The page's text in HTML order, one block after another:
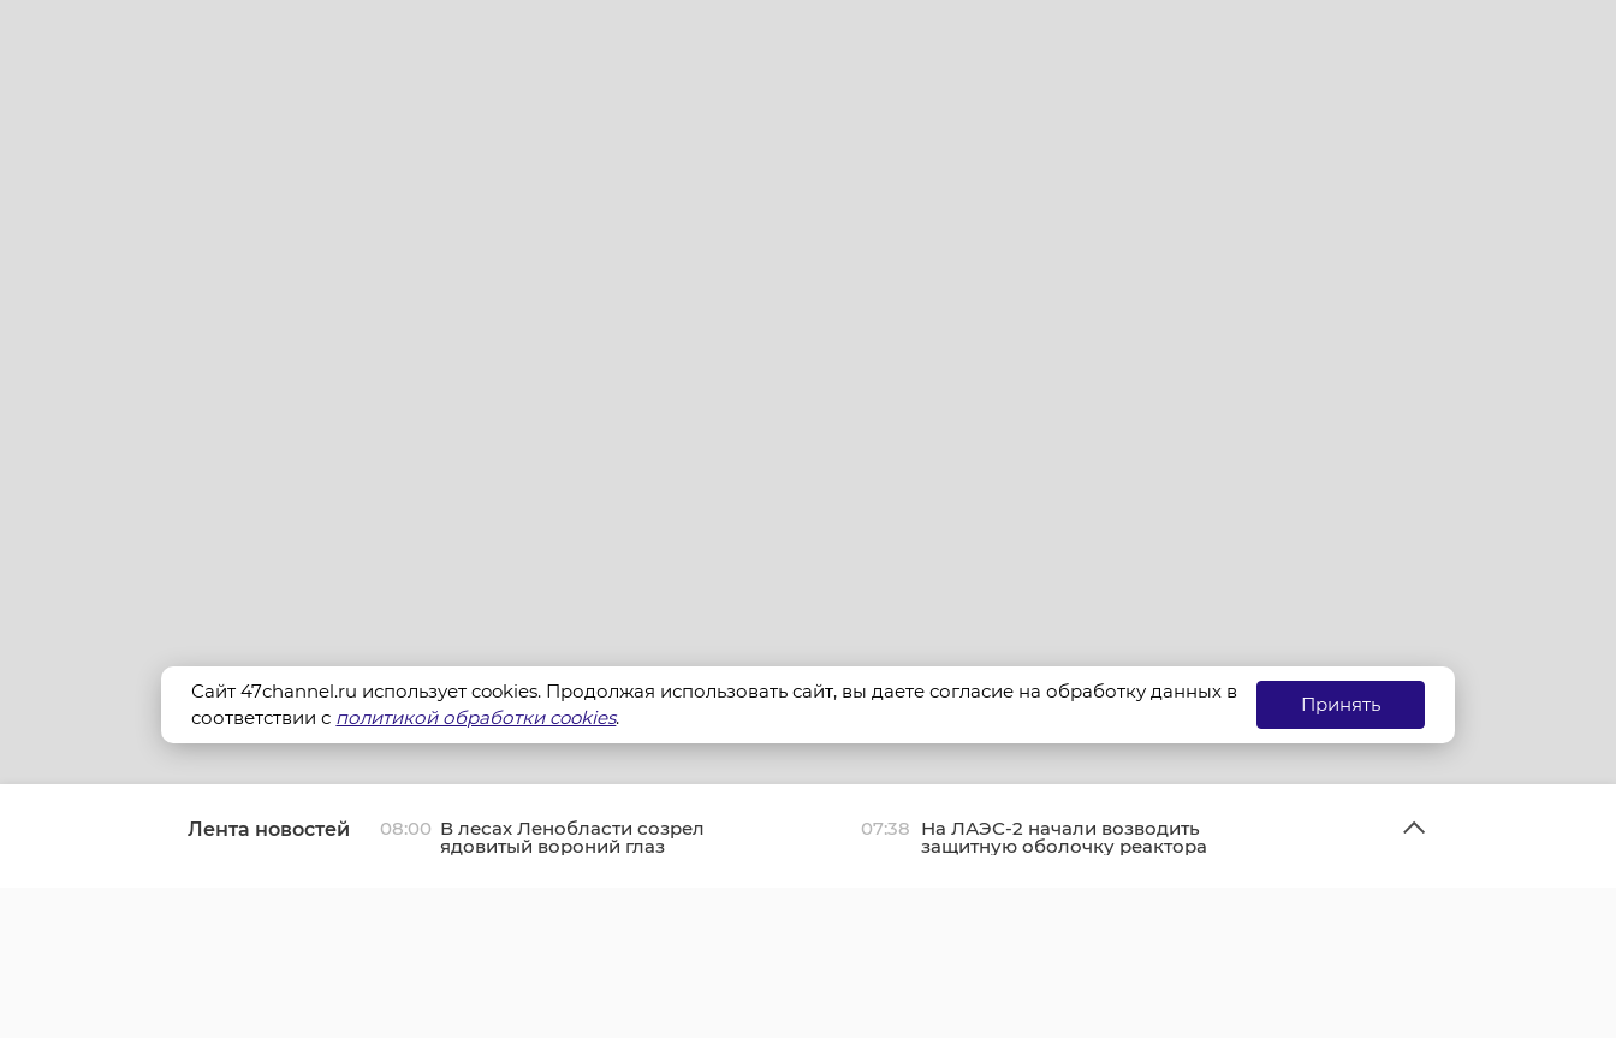
Лента новостей 08:00 В лесах Ленобласти созрел
ядовитый вороний глаз
07:38 На ЛАЭС-2 начали возводить
защитную оболочку реактора
Сайт 47channel.ru использует cookies. Продолжая использовать сайт, вы даете согласие на обработку данных в
соответствии с политикой обработки cookies.
Принять